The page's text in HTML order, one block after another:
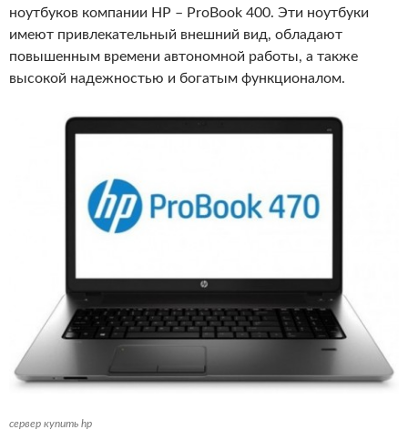
ноутбуков компании HP – ProBook 400. Эти ноутбуки
имеют привлекательный внешний вид, обладают
повышенным времени автономной работы, а также
высокой надежностью и богатым функционалом.
сервер купить hp